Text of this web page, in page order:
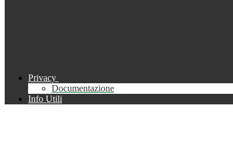
Privacy
Documentazione
Info Utili